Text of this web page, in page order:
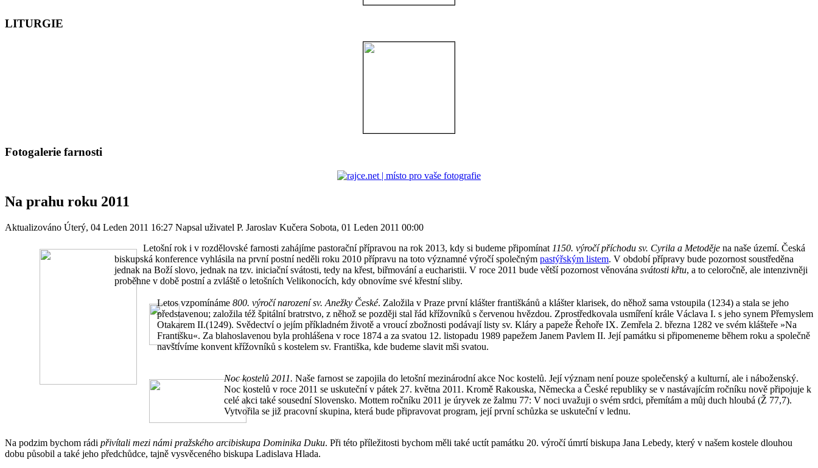
LITURGIE
Fotogalerie farnosti
Na prahu roku 2011
Aktualizováno Úterý, 04 Leden 2011 16:27 Napsal uživatel P. Jaroslav Kučera Sobota, 01 Leden 2011 00:00
Letošní rok i v rozdělovské farnosti zahájíme pastorační přípravou na rok 2013, kdy si budeme připomínat 1150. výročí příchodu sv. Cyrila a Metoděje na naše území. Česká
biskupská konference vyhlásila na první postní neděli roku 2010 přípravu na toto významné výročí společným pastýřským listem. V období přípravy bude pozornost soustředěna
jednak na Boží slovo, jednak na tzv. iniciační svátosti, tedy na křest, biřmování a eucharistii. V roce 2011 bude větší pozornost věnována svátosti křtu, a to celoročně, ale intenzivněji
proběhne v době postní a zvláště o letošních Velikonocích, kdy obnovíme své křestní sliby.
Letos vzpomínáme 800. výročí narození sv. Anežky České. Založila v Praze první klášter františkánů a klášter klarisek, do něhož sama vstoupila (1234) a stala se jeho
představenou; založila též špitální bratrstvo, z něhož se později stal řád křížovníků s červenou hvězdou. Zprostředkovala usmíření krále Václava I. s jeho synem Přemyslem
Otakarem II.(1249). Svědectví o jejím příkladném životě a vroucí zbožnosti podávají listy sv. Kláry a papeže Řehoře IX. Zemřela 2. března 1282 ve svém klášteře »Na
Františku«. Za blahoslavenou byla prohlášena v roce 1874 a za svatou 12. listopadu 1989 papežem Janem Pavlem II. Její památku si připomeneme během roku a společně
navštívíme konvent křížovníků s kostelem sv. Františka, kde budeme slavit mši svatou.
Noc kostelů 2011. Naše farnost se zapojila do letošní mezinárodní akce Noc kostelů. Její význam není pouze společenský a kulturní, ale i náboženský.
Noc kostelů v roce 2011 se uskuteční v pátek 27. května 2011. Kromě Rakouska, Německa a České republiky se v nastávajícím ročníku nově připojuje k
celé akci také sousední Slovensko. Mottem ročníku 2011 je úryvek ze žalmu 77: V noci uvažuji o svém srdci, přemítám a můj duch hloubá (Ž 77,7).
Vytvořila se již pracovní skupina, která bude připravovat program, její první schůzka se uskuteční v lednu.
Na podzim bychom rádi přivítali mezi námi pražského arcibiskupa Dominika Duku. Při této příležitosti bychom měli také uctít památku 20. výročí úmrtí biskupa Jana Lebedy, který v našem kostele dlouhou
dobu působil a také jeho předchůdce, tajně vysvěceného biskupa Ladislava Hlada.